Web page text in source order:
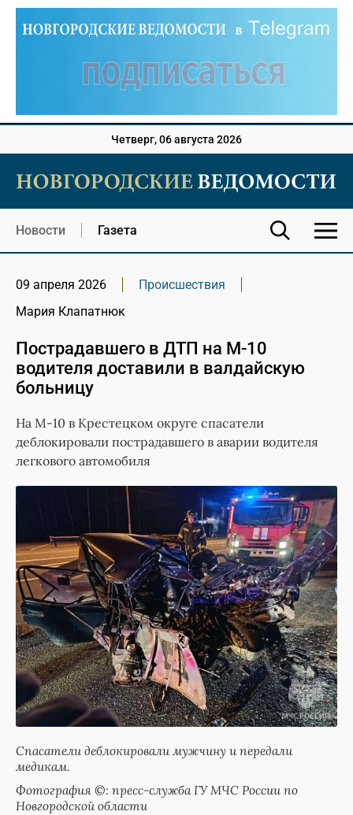
Четверг, 06 августа 2026
Новости Газета
09 апреля 2026
Происшествия
Мария Клапатнюк
Пострадавшего в ДТП на М-10
водителя доставили в валдайскую
больницу
На М-10 в Крестецком округе спасатели
деблокировали пострадавшего в аварии водителя
легкового автомобиля
Спасатели деблокировали мужчину и передали
медикам.
Фотография ©: пресс-служба ГУ МЧС России по
Новгородской области